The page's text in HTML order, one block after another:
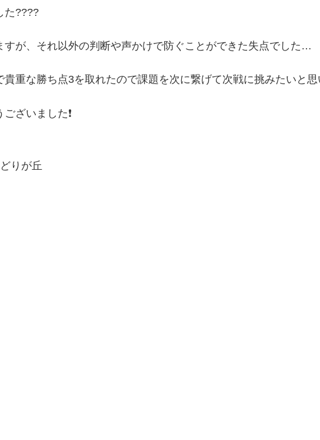
た????
すが、それ以外の判断や声かけで防ぐことができた失点でした…
貴重な勝ち点3を取れたので課題を次に繋げて次戦に挑みたいと思
ざいました❗️
りが丘